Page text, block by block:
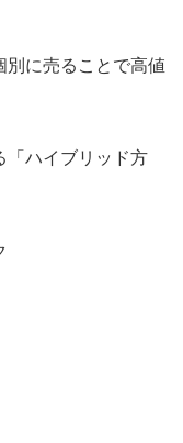
別に売ることで高値
「ハイブリッド方